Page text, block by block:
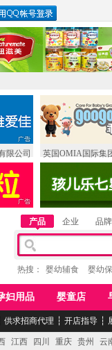
限公司 英国OMIA国际集
产品 企业 品牌
热搜： 婴幼辅食 婴幼
妇用品 婴童店
供求招商代理 ┆ 开店指导 ┆
江西 四川 重庆 贵州
云